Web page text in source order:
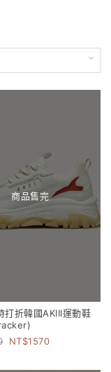
商品售完
打折韓國AKIII運動鞋
1570